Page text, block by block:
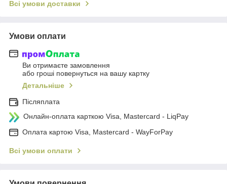
Всі умови доставки
Умови оплати
Ви отримаєте замовлення
або гроші повернуться на вашу картку
Детальніше
Післяплата
Онлайн-оплата карткою Visa, Mastercard - LiqPay
Оплата картою Visa, Mastercard - WayForPay
Всі умови оплати